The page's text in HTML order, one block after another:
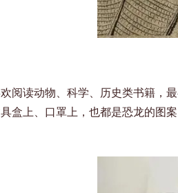
阅读动物、科学、历史类书籍，
盒上、口罩上，也都是恐龙的图案